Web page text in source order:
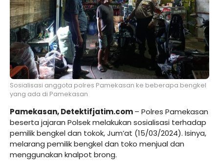
Sosialisasi anggota polres Pamekasan ke beberapa bengkel
yang ada di Pamekasan
Pamekasan, Detektifjatim.com– Polres Pamekasan
beserta jajaran Polsek melakukan sosialisasi terhadap
pemilik bengkel dan tokok, Jum’at (15/03/2024). Isinya,
melarang pemilik bengkel dan toko menjual dan
menggunakan knalpot brong.